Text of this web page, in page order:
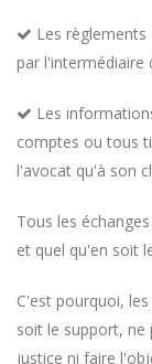
Les
par l'intermédiaire
Les
comptes ou tous
l'avocat qu'à son
Tous les
et quel qu'en soit
C'est pourquoi,
soit le support, ne
justice ni faire